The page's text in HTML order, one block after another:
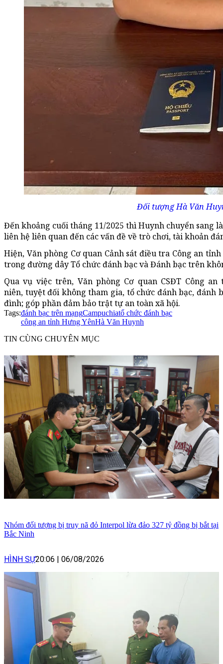
Đối tượng Hà Văn
Đến khoảng cuối tháng 11/2025 thì Huynh chuyển sang
liên hệ liên quan đến các vấn đề về trò chơi, tài khoản
Hiện, Văn phòng Cơ quan Cảnh sát điều tra Công an
trong đường dây Tổ chức đánh bạc và Đánh bạc trên
Qua vụ việc trên, Văn phòng Cơ quan CSĐT Công
niên, tuyệt đối không tham gia, tổ chức đánh bạc,
đình; góp phầnđảm bảotrật tự an toàn xã hội.
Tags:đánh bạc trên mạngCampuchiatổ chức đánh bạc
công an tỉnh Hưng YênHà Văn Huynh
TIN CÙNG CHUYÊN MỤC
Nhóm đối tượng bị truy nã đỏ Interpol lừa đảo 327 tỷ đồng bị bắt tại
Bắc Ninh
HÌNH SỰ20:06 06/08/2026